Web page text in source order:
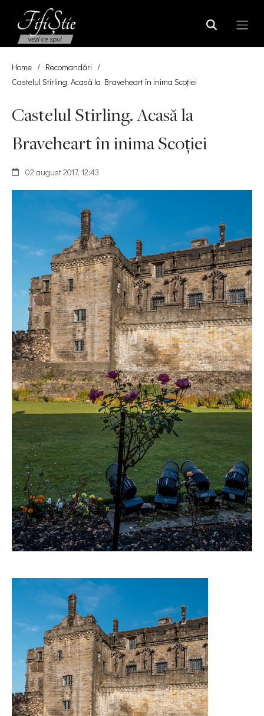
Home / Recomandări /
Castelul Stirling. Acasă la Braveheart în inima Scoţiei
Castelul Stirling. Acasă la
Braveheart în inima Scoţiei
02 august 2017, 12:43